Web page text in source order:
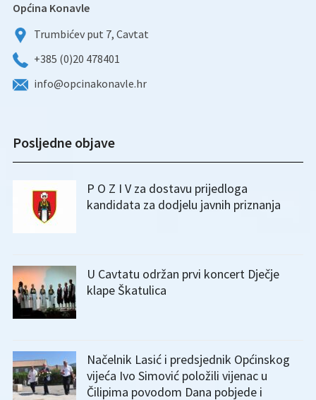
Općina Konavle
Trumbićev put 7, Cavtat
+385 (0)20 478401
info@opcinakonavle.hr
Posljedne objave
P O Z I V za dostavu prijedloga
kandidata za dodjelu javnih priznanja
U Cavtatu održan prvi koncert Dječje
klape Škatulica
Načelnik Lasić i predsjednik Općinskog
vijeća Ivo Simović položili vijenac u
Čilipima povodom Dana pobjede i